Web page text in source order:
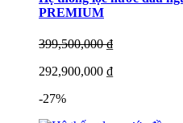
PREMIUM
399,500,000 ₫
292,900,000 ₫
-27%